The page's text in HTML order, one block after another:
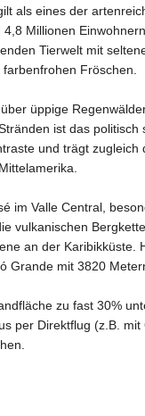
als eines der
Millionen
Tierwelt mit
Fröschen.
üppige
ist das politisch
und trägt zugleich
im Valle Central,
vulkanischen
an der Karibikküste.
Grande mit 3820
zu fast 30%
per Direktflug (z.B.